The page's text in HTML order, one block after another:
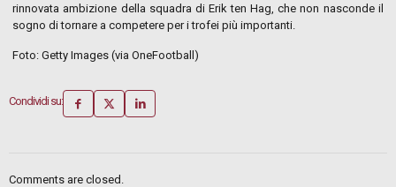
rinnovata ambizione della squadra di Erik ten Hag, che non nasconde il
sogno di tornare a competere per i trofei più importanti.
Foto: Getty Images (via OneFootball)
Condividi su:
Comments are closed.